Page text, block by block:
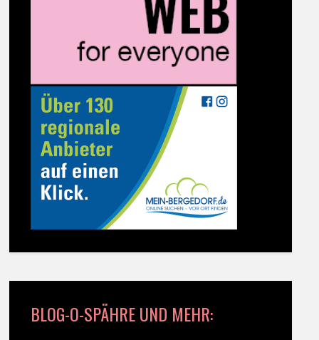
BLOG-O-SPÄHRE UND MEHR: